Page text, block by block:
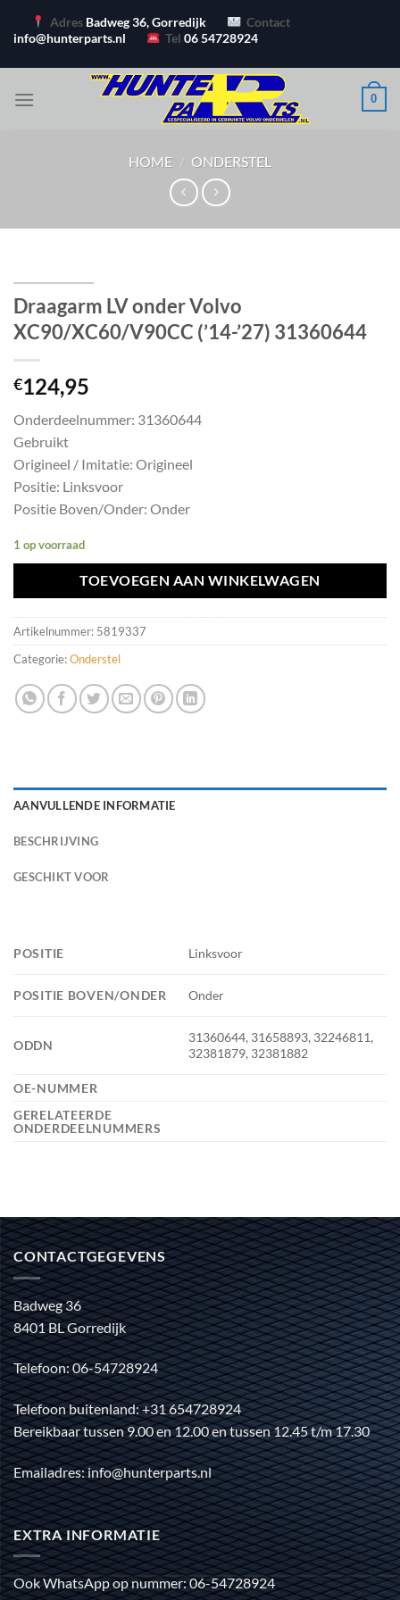
naar
Adres Badweg 36, Gorredijk
Contact
info@hunterparts.nl
Tel06 54728924
0
HOME / ONDERSTEL
Draagarm LV onder Volvo
XC90/XC60/V90CC (’14-’27) 31360644
€124,95
Onderdeelnummer: 31360644
Gebruikt
Origineel / Imitatie: Origineel
Positie: Linksvoor
Positie Boven/Onder: Onder
1 op voorraad
TOEVOEGEN AAN WINKELWAGEN
Artikelnummer: 5819337
Categorie:Onderstel
AANVULLENDE INFORMATIE
BESCHRIJVING
GESCHIKT VOOR
POSITIE Linksvoor
POSITIE BOVEN/ONDER Onder
ODDN
31360644, 31658893, 32246811,
32381879, 32381882
OE-NUMMER
GERELATEERDE
ONDERDEELNUMMERS
CONTACTGEGEVENS
Badweg 36
8401 BL Gorredijk
Telefoon: 06-54728924
Telefoon buitenland: +31 654728924
Bereikbaar tussen 9.00 en 12.00 en tussen 12.45 t/m 17.30
Emailadres: info@hunterparts.nl
EXTRA INFORMATIE
Ook WhatsApp op nummer: 06-54728924